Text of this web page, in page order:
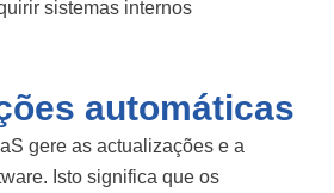
sistemas internos
automáticas
gere as actualizações e a
Isto significa que os